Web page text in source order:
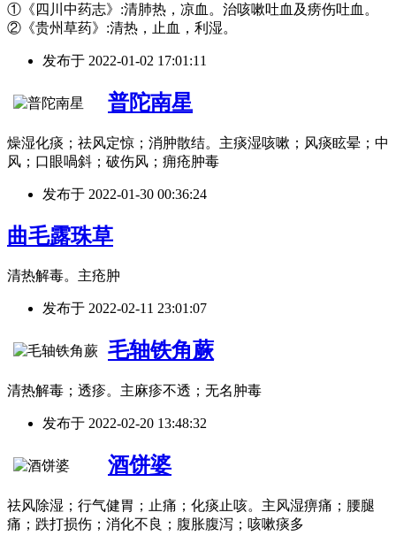
①《四川中药志》:清肺热，凉血。治咳嗽吐血及痨伤吐血。
②《贵州草药》:清热，止血，利湿。
发布于 2022-01-02 17:01:11
普陀南星
燥湿化痰；祛风定惊；消肿散结。主痰湿咳嗽；风痰眩晕；中
风；口眼喎斜；破伤风；痈疮肿毒
发布于 2022-01-30 00:36:24
曲毛露珠草
清热解毒。主疮肿
发布于 2022-02-11 23:01:07
毛轴铁角蕨
清热解毒；透疹。主麻疹不透；无名肿毒
发布于 2022-02-20 13:48:32
酒饼婆
祛风除湿；行气健胃；止痛；化痰止咳。主风湿痹痛；腰腿
痛；跌打损伤；消化不良；腹胀腹泻；咳嗽痰多